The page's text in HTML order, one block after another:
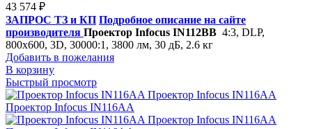
43 574 ₽
ЗАПРОС ТЗ и КП Подробное описание на сайте
производителя Проектор Infocus IN112BB 4:3, DLP,
800x600, 3D, 30000:1, 3800 лм, 30 дБ, 2.6 кг
Добавить в пожелания
В корзину
Быстрый просмотр